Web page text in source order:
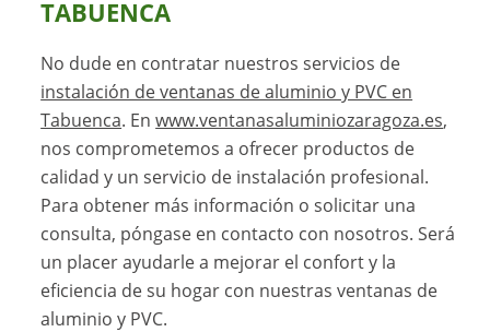
TABUENCA
No dude en contratar nuestros servicios de
instalación de ventanas de aluminio y PVC en
Tabuenca. Enwww.ventanasaluminiozaragoza.es,
nos comprometemos a ofrecer productos de
calidad y un servicio de instalación profesional.
Para obtener más información o solicitar una
consulta, póngase en contacto con nosotros. Será
un placer ayudarle a mejorar el confort y la
eficiencia de su hogar con nuestras ventanas de
aluminio y PVC.